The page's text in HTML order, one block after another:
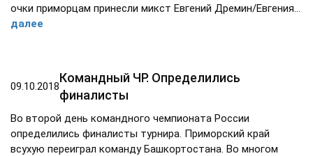
очки приморцам принесли микст Евгений Дремин/Евгения…
далее
09.10.2018
Командный ЧР. Определились
финалисты
Во второй день командного чемпионата России
определились финалисты турнира. Приморский край
всухую переиграл команду Башкортостана. Во многом